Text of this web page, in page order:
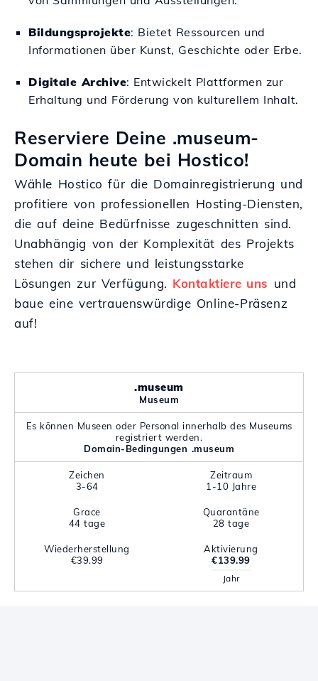
Bildungsprojekte: Bietet Ressourcen und
Informationen über Kunst, Geschichte oder Erbe.
Digitale Archive: Entwickelt Plattformen zur
Erhaltung und Förderung von kulturellem Inhalt.
Reserviere Deine .museum-
Domain heute bei Hostico!
Wähle Hostico für die Domainregistrierung und
profitiere von professionellen Hosting-Diensten,
die auf deine Bedürfnisse zugeschnitten sind.
Unabhängig von der Komplexität des Projekts
stehen dir sichere und leistungsstarke
Lösungen zur Verfügung. Kontaktiere uns und
baue eine vertrauenswürdige Online-Präsenz
auf!
.museum
Museum
Es können Museen oder Personal innerhalb des Museums
registriert werden.
Domain-Bedingungen .museum
Zeichen
3-64
Zeitraum
1-10 Jahre
Grace
44 tage
Quarantäne
28 tage
Wiederherstellung
€39.99
Aktivierung
€139.99
Jahr